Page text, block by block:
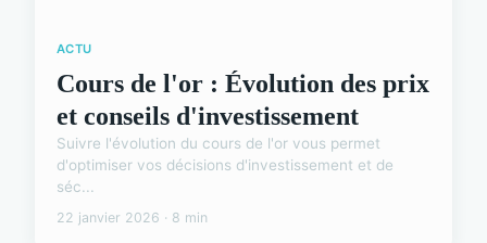
ACTU
Cours de l'or : Évolution des prix
et conseils d'investissement
Suivre l'évolution du cours de l'or vous permet
d'optimiser vos décisions d'investissement et de
séc...
22 janvier 2026 · 8 min